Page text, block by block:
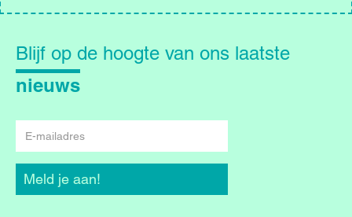
op
de
hoogte
Blijf op de hoogte van ons laatste
nieuws
mailadres
Meld je aan!